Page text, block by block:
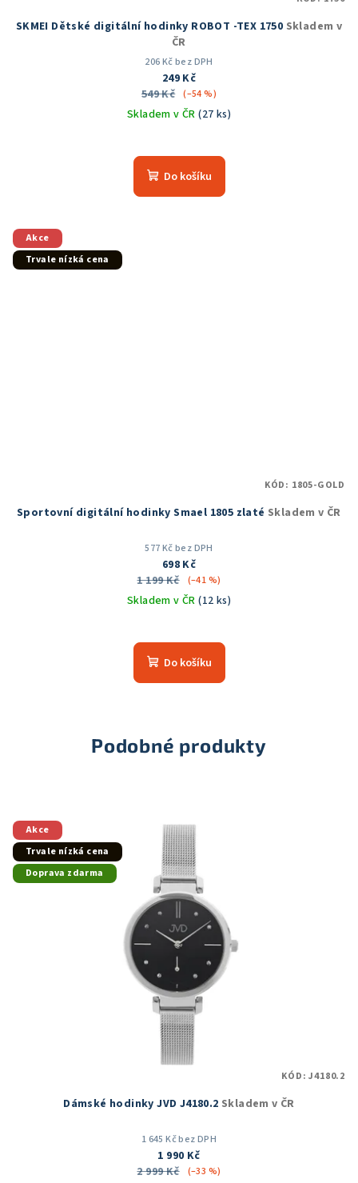
SKMEI Dětské digitální hodinky ROBOT -TEX 1750 Skladem v
ČR
206 Kč bez DPH
249 Kč
549 Kč (–54 %)
Skladem v ČR(27 ks)
hodnocení
produktu
Do košíku
Akce
Trvale nízká cena
Sportovní digitální hodinky Smael 1805 zlaté Skladem v ČR
577 Kč bez DPH
698 Kč
1 199 Kč
(–41 %)
Skladem v ČR(12 ks)
hodnocení
produktu
hvězdiček.
Do košíku
KÓD: 1805-GOLD
Podobné produkty
Akce
Trvale nízká cena
Doprava zdarma
Dámské hodinky JVD J4180.2 Skladem v ČR
1 645 Kč bez DPH
1 990 Kč
2 999 Kč
(–33 %)
KÓD:J4180.2